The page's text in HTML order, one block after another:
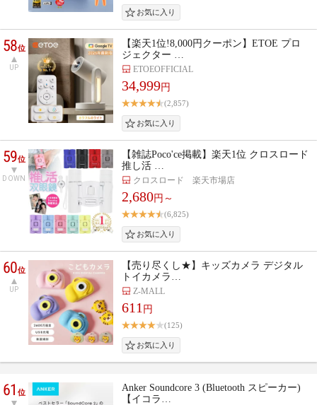
58位
UP
【楽天1位!8,000円クーポン】ETOE プロ
ジェクター …
ETOEOFFICIAL
34,999円
(2,857)
59位
DOWN
【雑誌Poco'ce掲載】楽天1位 クロスロード
推し活 …
クロスロード 楽天市場店
2,680円～
(6,825)
60位
UP
【売り尽くし★】キッズカメラ デジタル
トイカメラ…
Z-MALL
611 円
(125)
61位
Anker Soundcore 3 (Bluetooth スピーカー)
【イコラ…